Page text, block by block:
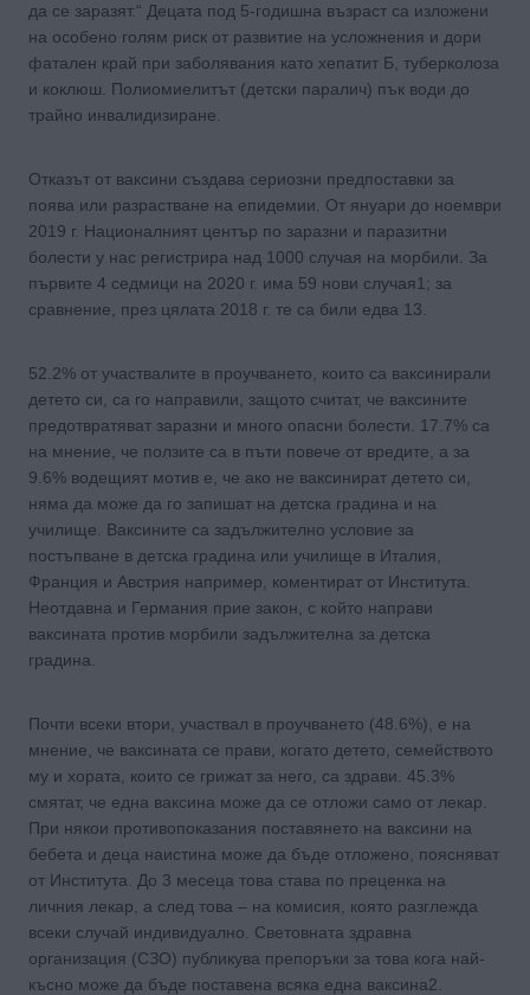
да се заразят.“ Децата под 5-годишна възраст са изложени
на особено голям риск от развитие на усложнения и дори
фатален край при заболявания като хепатит Б, туберколоза
и коклюш. Полиомиелитът (детски паралич) пък води до
трайно инвалидизиране.
Отказът от ваксини създава сериозни предпоставки за
поява или разрастване на епидемии. От януари до ноември
2019 г. Националният център по заразни и паразитни
болести у нас регистрира над 1000 случая на морбили. За
първите 4 седмици на 2020 г. има 59 нови случая1; за
сравнение, през цялата 2018 г. те са били едва 13.
52.2% от участвалите в проучването, които са ваксинирали
детето си, са го направили, защото считат, че ваксините
предотвратяват заразни и много опасни болести. 17.7% са
на мнение, че ползите са в пъти повече от вредите, а за
9.6% водещият мотив е, че ако не ваксинират детето си,
няма да може да го запишат на детска градина и на
училище. Ваксините са задължително условие за
постъпване в детска градина или училище в Италия,
Франция и Австрия например, коментират от Института.
Неотдавна и Германия прие закон, с който направи
ваксината против морбили задължителна за детска
градина.
Почти всеки втори, участвал в проучването (48.6%), е на
мнение, че ваксината се прави, когато детето, семейството
му и хората, които се грижат за него, са здрави. 45.3%
смятат, че една ваксина може да се отложи само от лекар.
При някои противопоказания поставянето на ваксини на
бебета и деца наистина може да бъде отложено, поясняват
от Института. До 3 месеца това става по преценка на
личния лекар, а след това – на комисия, която разглежда
всеки случай индивидуално. Световната здравна
организация (СЗО) публикува препоръки за това кога най-
късно може да бъде поставена всяка една ваксина2.